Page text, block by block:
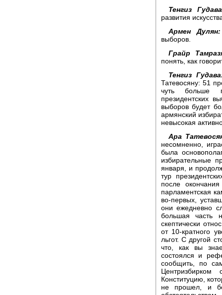
Тенгиз
развития
Армен Дулян:
выборов.
Грайр
понять, как
Тенгиз
Татевосяну: 51
чуть больше
президентских
выборов будет
армянский
невысокая
Ара
несомненно,
была
избирательные
января, и
тур
после
парламентская
во-первых,
они ежедневно
большая часть
скептически
от 10-кратного
льгот. С другой
что, как вы
состоялся и
сообщить, по
Конституцию,
не прошел, и